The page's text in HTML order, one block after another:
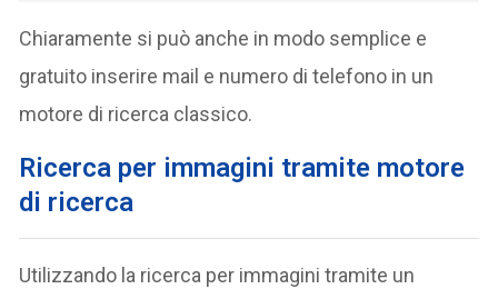
Chiaramente si può anche in modo semplice e
gratuito inserire mail e numero di telefono in un
motore di ricerca classico.
Ricerca per immagini tramite motore
di ricerca
Utilizzando la ricerca per immagini tramite un